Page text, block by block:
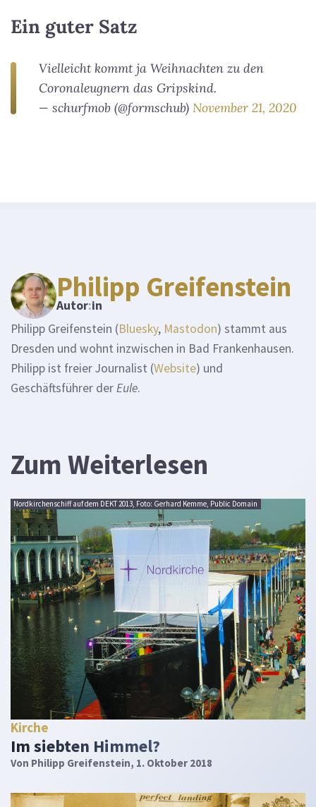
Ein guter Satz
Vielleicht kommt ja Weihnachten zu den
Coronaleugnern das Gripskind.
— schurfmob (@formschub) November 21, 2020
Philipp Greifenstein
Autor:in
Philipp Greifenstein (Bluesky, Mastodon) stammt aus
Dresden und wohnt inzwischen in Bad Frankenhausen.
Philipp ist freier Journalist (Website) und
Geschäftsführer derEule.
Zum Weiterlesen
Nordkirchenschiff auf dem DEKT 2013, Foto: Gerhard Kemme, Public Domain
Kirche
Im siebten Himmel?
Von Philipp Greifenstein, 1. Oktober 2018